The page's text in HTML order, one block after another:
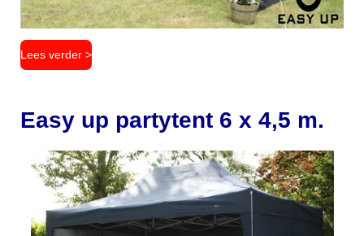
Lees verder >
Easy up partytent 6 x 4,5 m.